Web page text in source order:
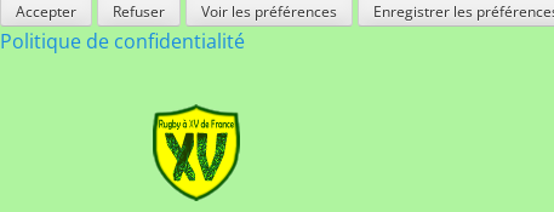
Accepter Refuser Voir les préférences Enregistrer les
Politique de confidentialité
Rugby à XV de
A chacun son rugby